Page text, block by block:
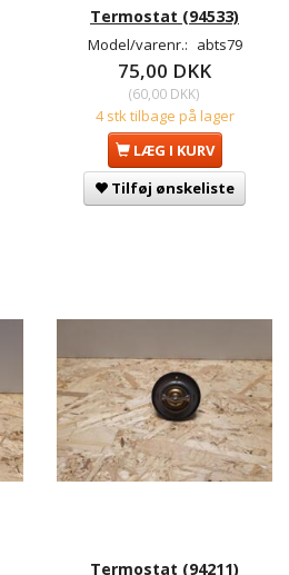
Termostat (94533)
Model/varenr.: abts79
75,00 DKK
(60,00 DKK)
4 stk tilbage på lager
LÆG I KURV
Tilføj ønskeliste
Termostat (94211)